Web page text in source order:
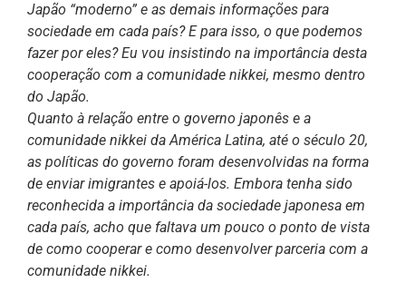
Japão “moderno” e as demais informações para
sociedade em cada país? E para isso, o que podemos
fazer por eles? Eu vou insistindo na importância desta
cooperação com a comunidade nikkei, mesmo dentro
do Japão.
Quanto à relação entre o governo japonês e a
comunidade nikkei da América Latina, até o século 20,
as políticas do governo foram desenvolvidas na forma
de enviar imigrantes e apoiá-los. Embora tenha sido
reconhecida a importância da sociedade japonesa em
cada país, acho que faltava um pouco o ponto de vista
de como cooperar e como desenvolver parceria com a
comunidade nikkei.